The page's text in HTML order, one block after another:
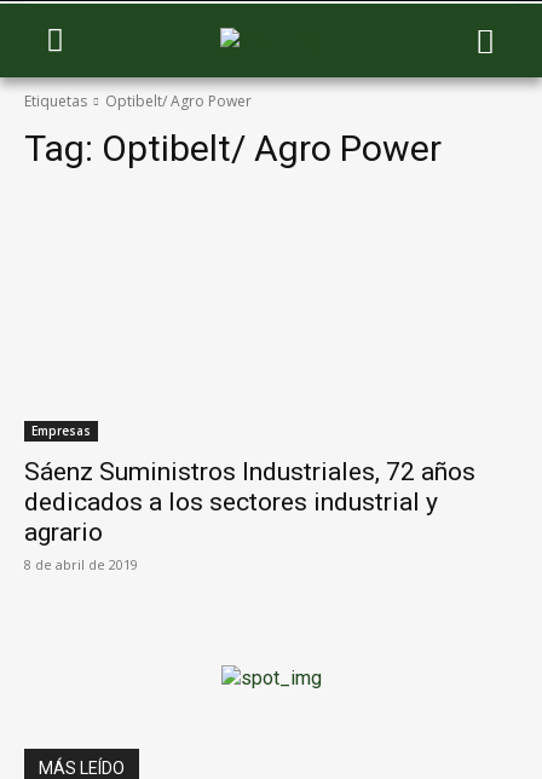
Etiquetas Optibelt/ Agro Power
Tag: Optibelt/ Agro Power
Empresas
Sáenz Suministros Industriales, 72 años
dedicados a los sectores industrial y
agrario
8 de abril de 2019
MÁS LEÍDO